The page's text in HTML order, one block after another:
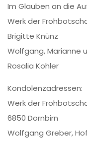
Im Glauben an die
Werk der
Brigitte
Wolfgang, Marianne
Rosalia Kohler
Kondolenzadressen:
Werk der
6850 Dornbirn
Wolfgang Greber,